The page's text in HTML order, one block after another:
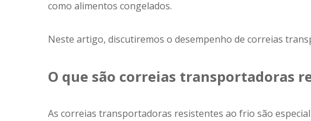
como alimentos congelados.
Neste artigo, discutiremos o desempenho de correias
O que são correias transportadoras
As correias transportadoras resistentes ao frio são